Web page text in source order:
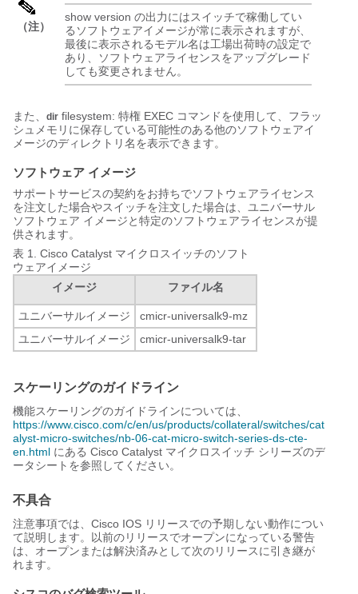
（注）
show version の出力にはスイッチで稼働してい
るソフトウェアイメージが常に表示されますが、
最後に表示されるモデル名は工場出荷時の設定で
あり、ソフトウェアライセンスをアップグレード
しても変更されません。
また、 dir filesystem: 特権 EXEC コマンドを使用して、フラッ
シュメモリに保存している可能性のある他のソフトウェアイ
メージのディレクトリ名を表示できます。
ソフトウェア イメージ
サポートサービスの契約をお持ちでソフトウェアライセンス
を注文した場合やスイッチを注文した場合は、ユニバーサル
ソフトウェア イメージと特定のソフトウェアライセンスが提
供されます。
表 1. Cisco Catalyst マイクロスイッチのソフト
ウェアイメージ
イメージ
ファイル名
ユニバーサルイメージ
cmicr-universalk9-mz
ユニバーサルイメージ
cmicr-universalk9-tar
スケーリングのガイドライン
機能スケーリングのガイドラインについては、
https://www.cisco.com/c/en/us/products/collateral/switches/cat
alyst-micro-switches/nb-06-cat-micro-switch-series-ds-cte-
en.html にある Cisco Catalyst マイクロスイッチ シリーズのデ
ータシートを参照してください。
不具合
注意事項では、Cisco IOS リリースでの予期しない動作につい
て説明します。以前のリリースでオープンになっている警告
は、オープンまたは解決済みとして次のリリースに引き継が
れます。